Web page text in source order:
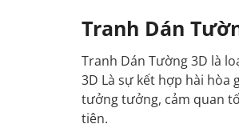
Tranh Dán
Tranh Dán Tường 3D là
3D Là sự kết hợp hài hòa
tưởng tưởng, cảm quan
tiên.